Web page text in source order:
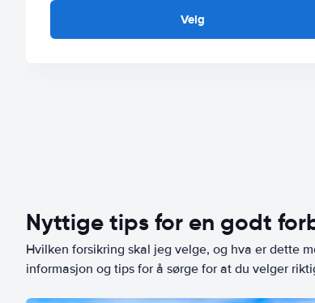
Velg
Nyttige tips for en godt
Hvilken forsikring skal jeg velge, og hva er dette
informasjon og tips for å sørge for at du velger